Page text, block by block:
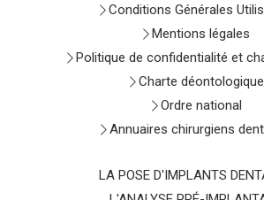
Conditions Générales
Mentions légales
Politique de confidentialité et
Charte déontologique
Ordre national
Annuaires chirurgiens
LA POSE D'IMPLANTS